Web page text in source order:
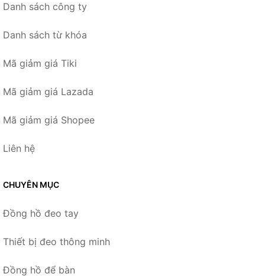
Danh sách công ty
Danh sách từ khóa
Mã giảm giá Tiki
Mã giảm giá Lazada
Mã giảm giá Shopee
Liên hệ
CHUYÊN MỤC
Đồng hồ đeo tay
Thiết bị đeo thông minh
Đồng hồ để bàn